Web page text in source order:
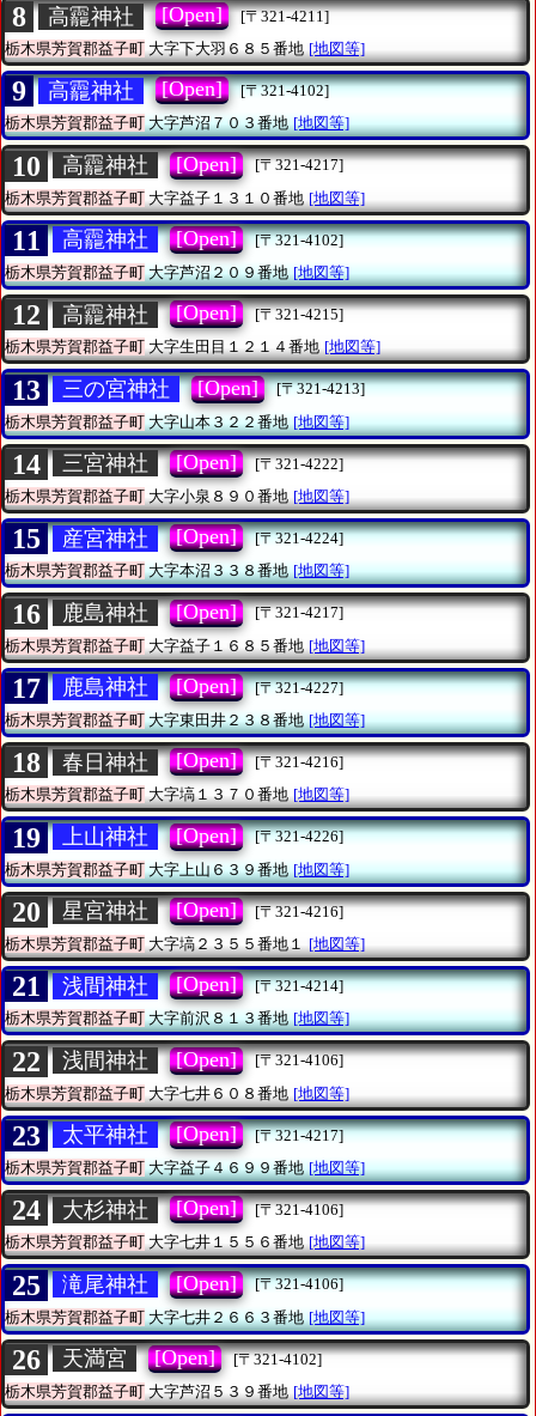
8 高龗神社 [Open]
[〒321-4211]
栃木県芳賀郡益子町大字下大羽６８５番地 [地図等]
9 高龗神社 [Open]
[〒321-4102]
栃木県芳賀郡益子町大字芦沼７０３番地 [地図等]
10 高龗神社 [Open]
[〒321-4217]
栃木県芳賀郡益子町 大字益子１３１０番地 [地図等]
11 高龗神社 [Open]
[〒321-4102]
栃木県芳賀郡益子町大字芦沼２０９番地 [地図等]
12 高龗神社 [Open]
[〒321-4215]
栃木県芳賀郡益子町大字生田目１２１４番地 [地図等]
13 三の宮神社 [Open]
[〒321-4213]
栃木県芳賀郡益子町大字山本３２２番地 [地図等]
14 三宮神社 [Open]
[〒321-4222]
栃木県芳賀郡益子町 大字小泉８９０番地 [地図等]
15 産宮神社 [Open]
[〒321-4224]
栃木県芳賀郡益子町大字本沼３３８番地 [地図等]
16 鹿島神社 [Open]
[〒321-4217]
栃木県芳賀郡益子町 大字益子１６８５番地 [地図等]
17 鹿島神社 [Open]
[〒321-4227]
栃木県芳賀郡益子町大字東田井２３８番地 [地図等]
18 春日神社 [Open]
[〒321-4216]
栃木県芳賀郡益子町大字塙１３７０番地 [地図等]
19 上山神社 [Open]
[〒321-4226]
栃木県芳賀郡益子町大字上山６３９番地 [地図等]
20 星宮神社 [Open]
[〒321-4216]
栃木県芳賀郡益子町 大字塙２３５５番地１ [地図等]
21 浅間神社 [Open]
[〒321-4214]
栃木県芳賀郡益子町大字前沢８１３番地 [地図等]
22 浅間神社 [Open]
[〒321-4106]
栃木県芳賀郡益子町 大字七井６０８番地 [地図等]
23 太平神社 [Open]
[〒321-4217]
栃木県芳賀郡益子町大字益子４６９９番地 [地図等]
24 大杉神社 [Open]
[〒321-4106]
栃木県芳賀郡益子町大字七井１５５６番地 [地図等]
25 滝尾神社 [Open]
[〒321-4106]
栃木県芳賀郡益子町大字七井２６６３番地 [地図等]
26 天満宮 [Open]
[〒321-4102]
栃木県芳賀郡益子町 大字芦沼５３９番地 [地図等]